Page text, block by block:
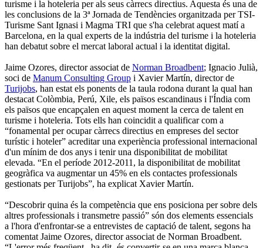
turisme i la hoteleria per als seus càrrecs directius. Aquesta és una de
les conclusions de la 3ª Jornada de Tendències organitzada per TSI-
Turisme Sant Ignasi i Magma TRI que s'ha celebrat aquest matí a
Barcelona, en la qual experts de la indústria del turisme i la hoteleria
han debatut sobre el mercat laboral actual i la identitat digital.
Jaime Ozores, director associat de Norman Broadbent; Ignacio Julià,
soci de Manum Consulting Group i Xavier Martín, director de
Turijobs, han estat els ponents de la taula rodona durant la qual han
destacat Colòmbia, Perú, Xile, els països escandinaus i l'Índia com
els països que encapçalen en aquest moment la cerca de talent en
turisme i hoteleria. Tots ells han coincidit a qualificar com a
“fonamental per ocupar càrrecs directius en empreses del sector
turístic i hoteler” acreditar una experiència professional internacional
d'un mínim de dos anys i tenir una disponibilitat de mobilitat
elevada. “En el període 2012-2011, la disponibilitat de mobilitat
geogràfica va augmentar un 45% en els contactes professionals
gestionats per Turijobs”, ha explicat Xavier Martín.
“Descobrir quina és la competència que ens posiciona per sobre dels
altres professionals i transmetre passió” són dos elements essencials
a l'hora d'enfrontar-se a entrevistes de captació de talent, segons ha
comentat Jaime Ozores, director associat de Norman Broadbent.